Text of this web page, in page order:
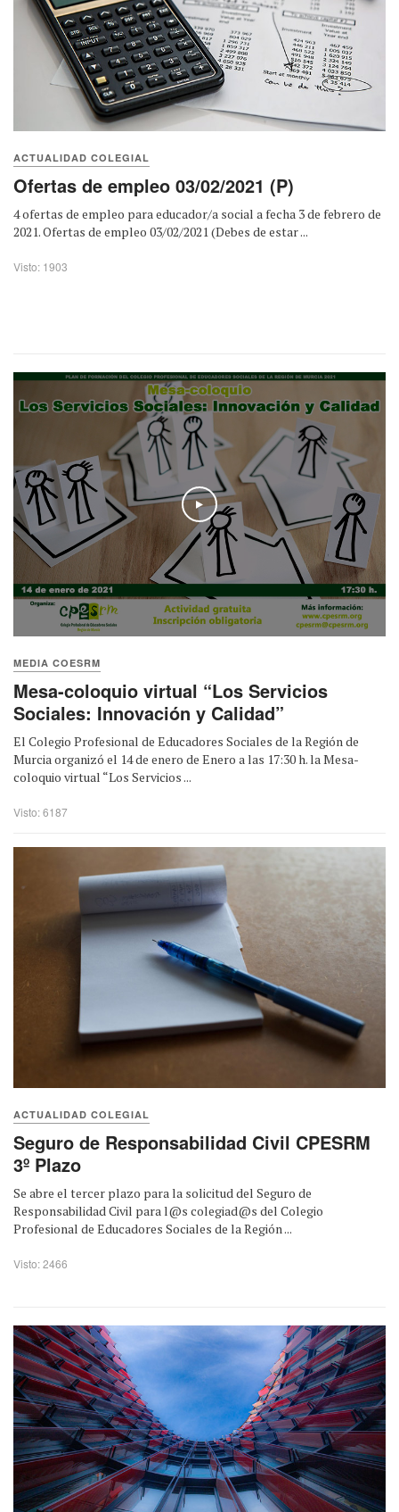
ACTUALIDAD COLEGIAL
Ofertas de empleo 03/02/2021 (P)
4 ofertas de empleo para educador/a social a fecha 3 de febrero de
2021. Ofertas de empleo 03/02/2021 (Debes de estar ...
Visto: 1903
Play
MEDIA COESRM
Mesa-coloquio virtual “Los Servicios
Sociales: Innovación y Calidad”
El Colegio Profesional de Educadores Sociales de la Región de
Murcia organizó el 14 de enero de Enero a las 17:30 h. la Mesa-
coloquio virtual “Los Servicios ...
Visto: 6187
ACTUALIDAD COLEGIAL
Seguro de Responsabilidad Civil CPESRM
3º Plazo
Se abre el tercer plazo para la solicitud del Seguro de
Responsabilidad Civil para l@s colegiad@s del Colegio
Profesional de Educadores Sociales de la Región ...
Visto: 2466